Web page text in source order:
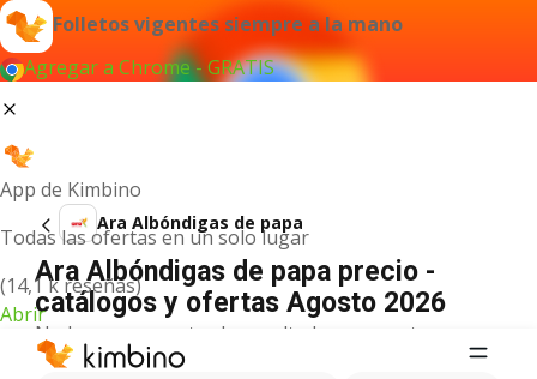
Folletos vigentes siempre a la mano
Agregar a Chrome - GRATIS
App de Kimbino
Todas las ofertas en un solo lugar
(14,1 k reseñas)
Abrir
Ara Albóndigas de papa
Ara Albóndigas de papa precio -
catálogos y ofertas Agosto 2026
No hemos encontrado resultados para este
término.